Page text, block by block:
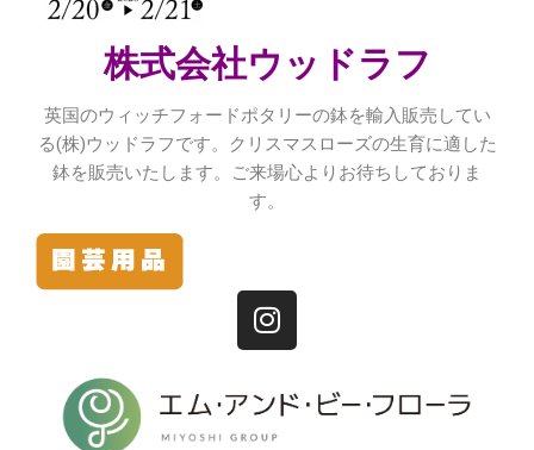
株式会社ウッドラフ
英国のウィッチフォードポタリーの鉢を輸入販売してい
る(株)ウッドラフです。クリスマスローズの生育に適した
鉢を販売いたします。ご来場心よりお待ちしておりま
す。